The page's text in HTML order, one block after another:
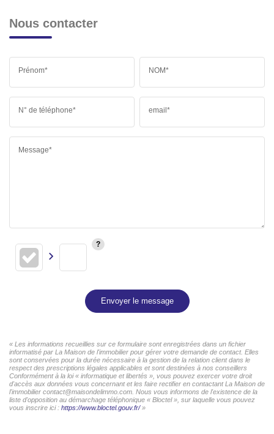
Nous contacter
Prénom* NOM*
N° de téléphone* email*
Message*
Envoyer le message
« Les informations recueillies sur ce formulaire sont enregistrées dans un fichier
informatisé par La Maison de l'immobilier pour gérer votre demande de contact. Elles
sont conservées pour la durée nécessaire à la gestion de la relation client dans le
respect des prescriptions légales applicables et sont destinées à nos conseillers
Conformément à la loi « informatique et libertés », vous pouvez exercer votre droit
d'accès aux données vous concernant et les faire rectifier en contactant La Maison de
l'immobilier contact@maisondelimmo.com. Nous vous informons de l'existence de la
liste d'opposition au démarchage téléphonique « Bloctel », sur laquelle vous pouvez
vous inscrire ici : https://www.bloctel.gouv.fr/»